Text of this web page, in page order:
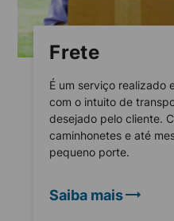
Frete
É um serviço realizado
com o intuito de
desejado pelo cliente.
caminhonetes e até
pequeno porte.
Saiba mais